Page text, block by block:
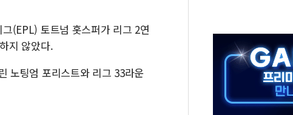
통더위'에 전력수요 역대 최고치 경신…한낮 총수요 104.3GW 기록
티 반군, 예멘 정부군과 사우디 동시 공격… 위기 고조되는 또 다른 중동 화약고
(EPL) 토트넘 홋스퍼가 리그 2연
지 않았다.
노팅엄 포리스트와 리그 33라운